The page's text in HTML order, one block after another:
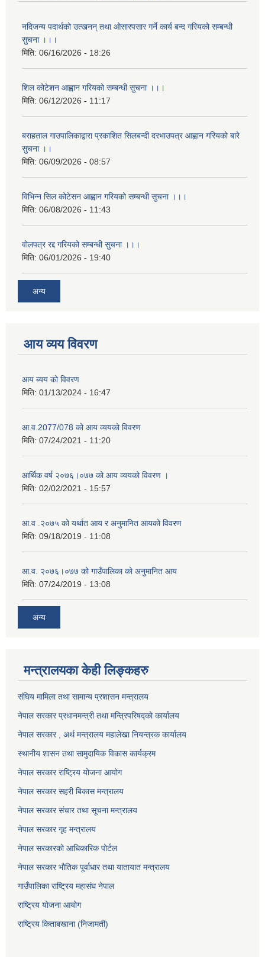
नदिजन्य पदार्थको उत्खनन् तथा ओसारपसार गर्ने कार्य बन्द गरियको सम्बन्धी
सुचना ।।।
मिति: 06/16/2026 - 18:26
शिल कोटेशन आह्वान गरियको सम्बन्धी सुचना ।।।
मिति: 06/12/2026 - 11:17
बराहताल गाउपालिकाद्वारा प्रकाशित सिलबन्दी दरभाउपत्र आह्वान गरियको बारे
सुचना ।।
मिति: 06/09/2026 - 08:57
विभिन्न सिल कोटेसन आह्वान गरियको सम्बन्धी सुचना ।।।
मिति: 06/08/2026 - 11:43
वोलपत्र रद्द गरियको सम्बन्धी सुचना ।।।
मिति: 06/01/2026 - 19:40
अन्य
आय व्यय विवरण
आय ब्यय को विवरण
मिति: 01/13/2024 - 16:47
आ.व.2077/078 को आय व्ययको विवरण
मिति: 07/24/2021 - 11:20
आर्थिक वर्ष २०७६।०७७ को आय व्ययको विवरण ।
मिति: 02/02/2021 - 15:57
आ.व .२०७५ को यर्थात आय र अनुमानित आयको विवरण
मिति: 09/18/2019 - 11:08
आ.व. २०७६।०७७ को गाउँपालिका को अनुमानित आय
मिति: 07/24/2019 - 13:08
अन्य
मन्त्रालयका केही लिङ्कहरु
संघिय मामिला तथा सामान्य प्रशासन मन्त्रालय
नेपाल सरकार प्रधानमन्त्री तथा मन्त्रिपरिषद्को कार्यालय
नेपाल सरकार , अर्थ मन्त्रालय महालेखा नियन्त्रक कार्यालय
स्थानीय शासन तथा सामुदायिक विकास कार्यक्रम
नेपाल सरकार राष्ट्रिय योजना आयोग
नेपाल सरकार सहरी बिकास मन्त्रालय
नेपाल सरकार संचार तथा सूचना मन्त्रालय
नेपाल सरकार गृह मन्त्रालय
नेपाल सरकारको आधिकारिक पोर्टल
नेपाल सरकार भौतिक पूर्वाधार तथा यातायात मन्त्रालय
गाउँपालिका राष्ट्रिय महासंघ नेपाल
राष्ट्रिय योजना आयोग
राष्ट्रिय किताबखाना (निजामती)